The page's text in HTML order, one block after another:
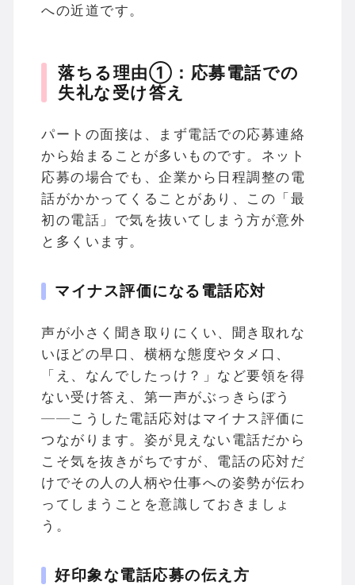
への近道です。
落ちる理由①：応募電話での
失礼な受け答え
パートの面接は、まず電話での応募連絡
から始まることが多いものです。ネット
応募の場合でも、企業から日程調整の電
話がかかってくることがあり、この「最
初の電話」で気を抜いてしまう方が意外
と多くいます。
マイナス評価になる電話応対
声が小さく聞き取りにくい、聞き取れな
いほどの早口、横柄な態度やタメ口、
「え、なんでしたっけ？」など要領を得
ない受け答え、第一声がぶっきらぼう
——こうした電話応対はマイナス評価に
つながります。姿が見えない電話だから
こそ気を抜きがちですが、電話の応対だ
けでその人の人柄や仕事への姿勢が伝わ
ってしまうことを意識しておきましょ
う。
好印象な電話応募の伝え方